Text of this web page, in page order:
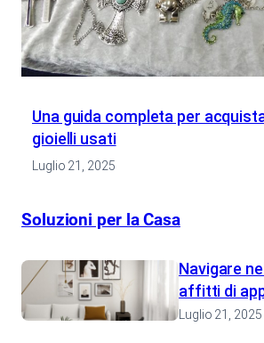
Una guida completa per
gioielli usati
Luglio 21, 2025
Soluzioni per la Casa
Navigare
affitti di
guida
Luglio 21, 2025